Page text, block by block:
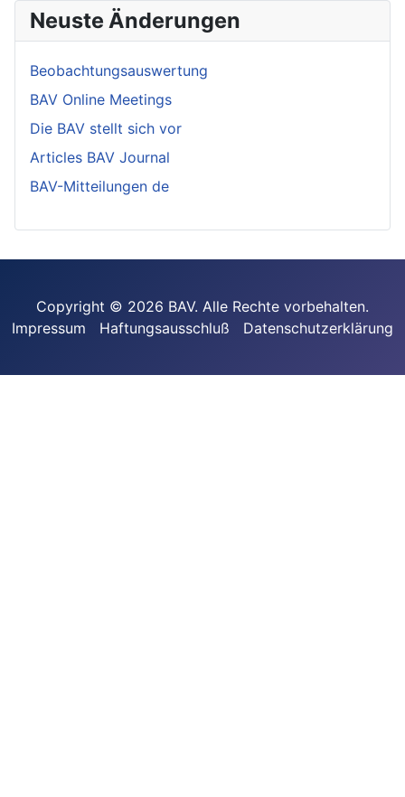
Neuste Änderungen
Beobachtungsauswertung
BAV Online Meetings
Die BAV stellt sich vor
Articles BAV Journal
BAV-Mitteilungen de
Copyright © 2026 BAV. Alle Rechte vorbehalten.
Impressum
Haftungsausschluß Datenschutzerklärung